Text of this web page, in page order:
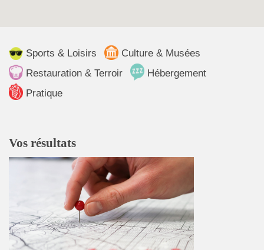
Sports & Loisirs
Culture & Musées
Restauration & Terroir
Hébergement
Pratique
Vos résultats